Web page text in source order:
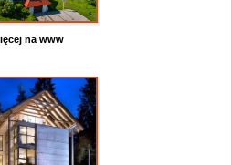
na www